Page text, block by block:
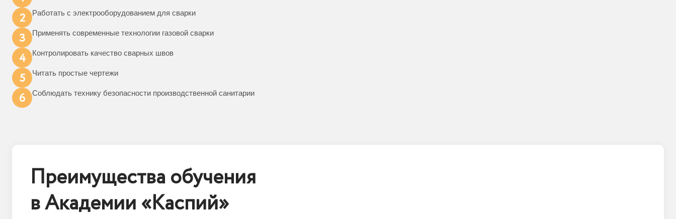
2 Работать с электрооборудованием для сварки
3 Применять современные технологии газовой сварки
4 Контролировать качество сварных швов
5 Читать простые чертежи
6 Соблюдать технику безопасности производственной санитарии
Преимущества обучения
в Академии «Каспий»